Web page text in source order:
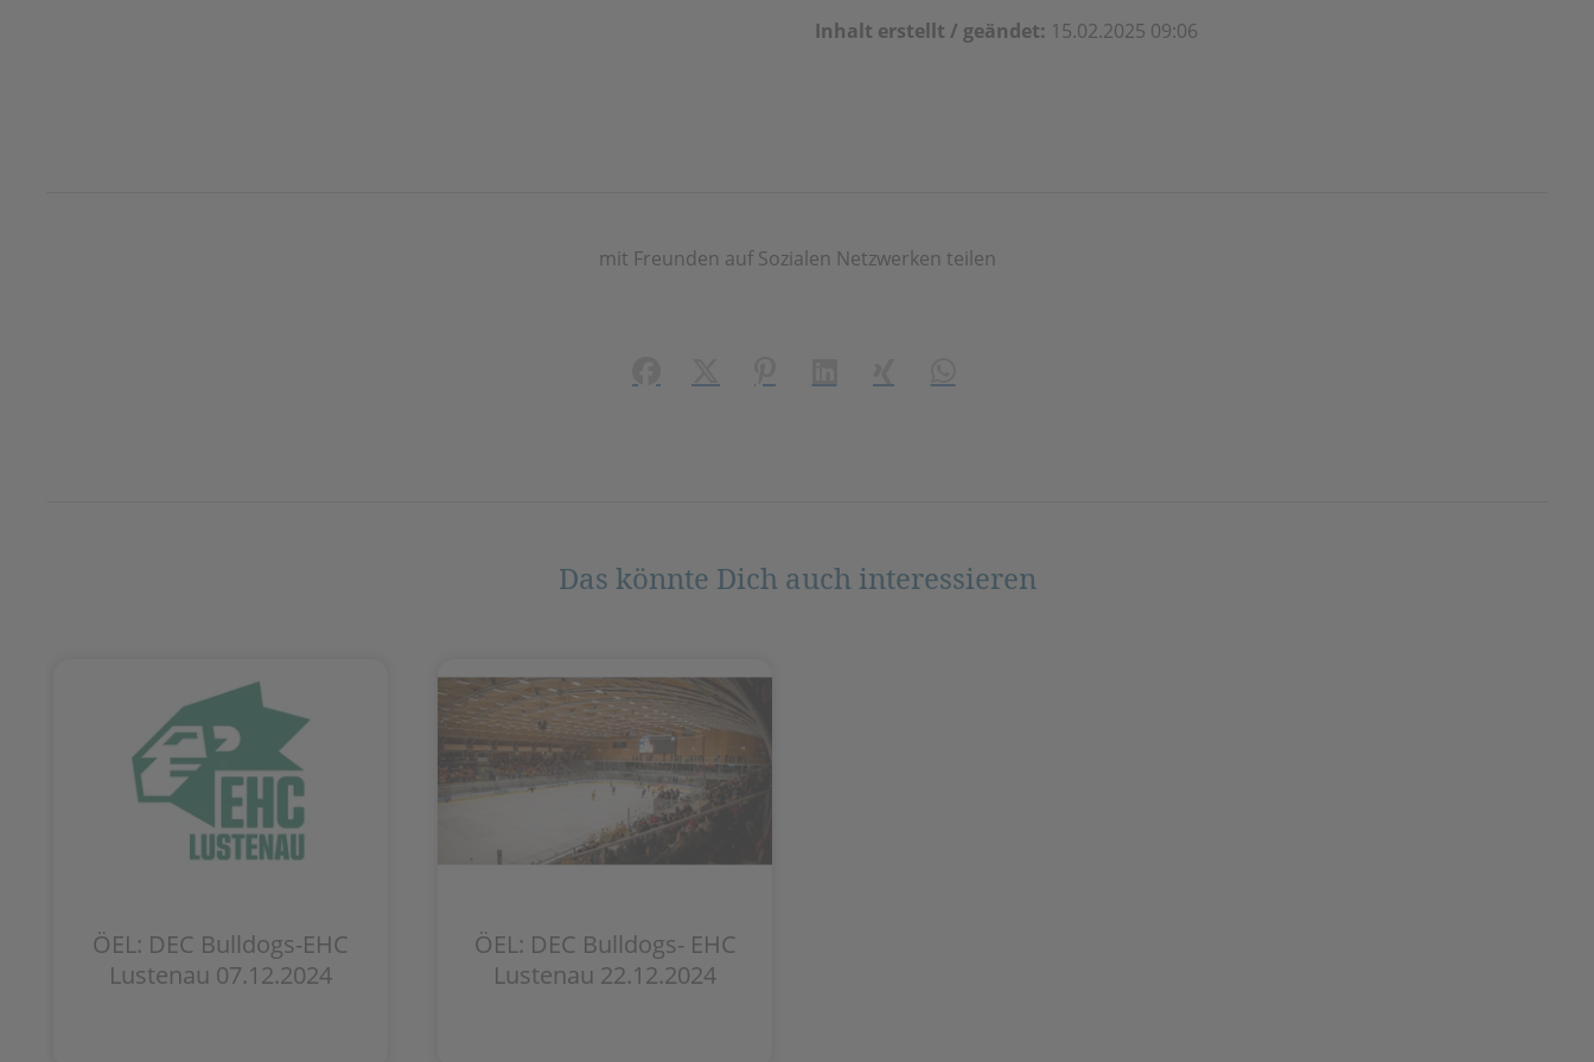
Inhalt erstellt / geändet: 15.02.2025 09:06
mit Freunden auf Sozialen Netzwerken teilen
Das könnte Dich auch interessieren
ÖEL: DEC Bulldogs-EHC
Lustenau 07.12.2024
ÖEL: DEC Bulldogs- EHC
Lustenau 22.12.2024​